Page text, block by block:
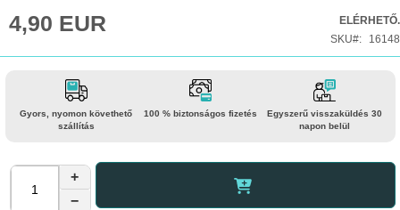
elejére
4,90 EUR
ELÉRHETŐ.
SKU
16148
Gyors, nyomon követhető
szállítás
100 % biztonságos fizetés
Egyszerű visszaküldés 30
napon belül
+
−